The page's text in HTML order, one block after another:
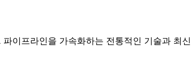
이프라인을 가속화하는 전통적인 기술과 최신